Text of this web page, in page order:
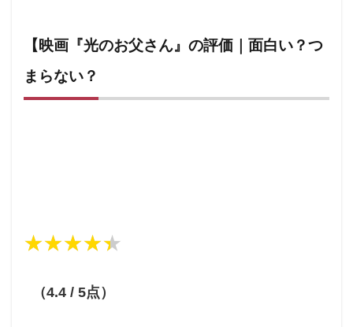
【映画『光のお父さん』の評価｜面白い？つ
まらない？
★★★★★
★★★★★
（4.4 / 5点）